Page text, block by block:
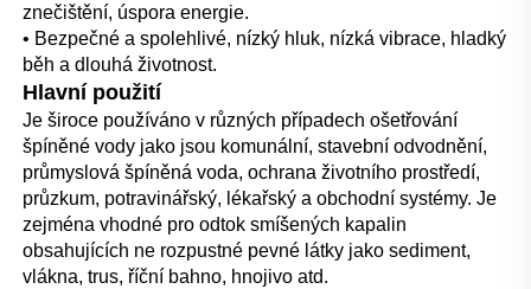
znečištění, úspora energie.
• Bezpečné a spolehlivé, nízký hluk, nízká vibrace, hladký
běh a dlouhá životnost.
Hlavní použití
Je široce používáno v různých případech ošetřování
špíněné vody jako jsou komunální, stavební odvodnění,
průmyslová špíněná voda, ochrana životního prostředí,
průzkum, potravinářský, lékařský a obchodní systémy. Je
zejména vhodné pro odtok smíšených kapalin
obsahujících ne rozpustné pevné látky jako sediment,
vlákna, trus, říční bahno, hnojivo atd.